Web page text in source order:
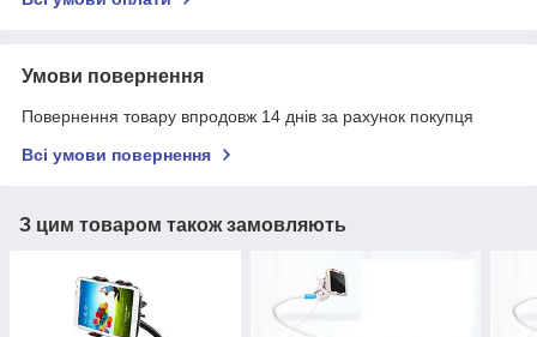
Умови повернення
Повернення товару впродовж 14 днів за рахунок покупця
Всі умови повернення
З цим товаром також замовляють